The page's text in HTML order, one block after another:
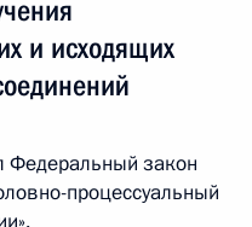
и исходящих
Федеральный закон
процессуальный